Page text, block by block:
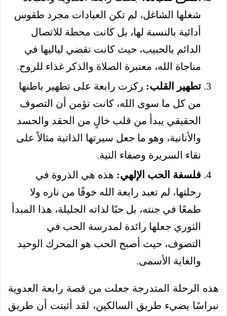
شغلها الشاغل، لم تكن العبادات مجرد طقوس
أدائية بالنسبة لها، بل كانت محطة للاتصال
الدائم بالحبيب، حيث كانت تقضي لياليها في
مناجاة الله، معتبرة الصلاة والذكر غذاء للروح.
تطهير القلب: ركزت رابعة على تطهير باطنها
من كل ما سوى الله، كانت تؤمن أن التصوف
الحقيقي يبدأ من قلب خالٍ من الحقد والحسد
والأنانية، وهو ما جعل سيرتها الذاتية مثالاً على
نقاء السريرة وصفاء النية.
فلسفة الحب الإلهي: هذه هي الذروة في
رحلتها، لم تعبد رابعة الله خوفًا من ناره ولا
طمعًا في جنته، بل حبًا لذاته الجليلة، هذا المبدأ
الثوري جعلها رائدة لمدرسة الحب في
التصوف، حيث أصبح الحب هو المحرك الوحيد
والغاية الأسمى.
هذه الرحلة المتدرجة جعلت من قصة رابعة العدوية
نبراسًا يضيء طريق السالكين، لقد أثبتت أن طريق